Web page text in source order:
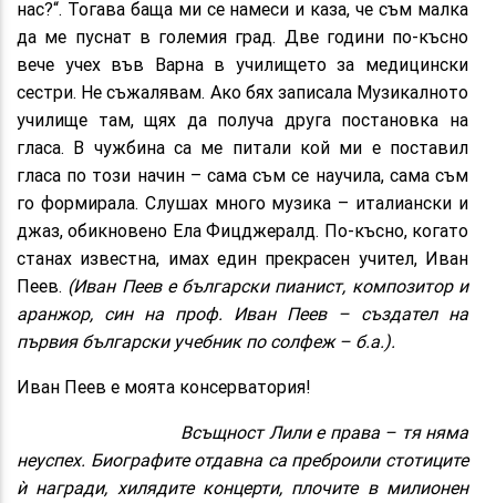
нас?“. Тогава баща ми се намеси и каза, че съм малка
да ме пуснат в големия град. Две години по-късно
вече учех във Варна в училището за медицински
сестри. Не съжалявам. Ако бях записала Музикалното
училище там, щях да получа друга постановка на
гласа. В чужбина са ме питали кой ми е поставил
гласа по този начин – сама съм се научила, сама съм
го формирала. Слушах много музика – италиански и
джаз, обикновено Ела Фицджералд. По-късно, когато
станах известна, имах един прекрасен учител, Иван
Пеев. (Иван Пеев е български пианист, композитор и
аранжор, син на проф. Иван Пеев – създател на
първия български учебник по солфеж – б.а.).
Иван Пеев е моята консерватория!
Всъщност Лили е права – тя няма
неуспех. Биографите отдавна са преброили стотиците
ѝ награди, хилядите концерти, плочите в милионен